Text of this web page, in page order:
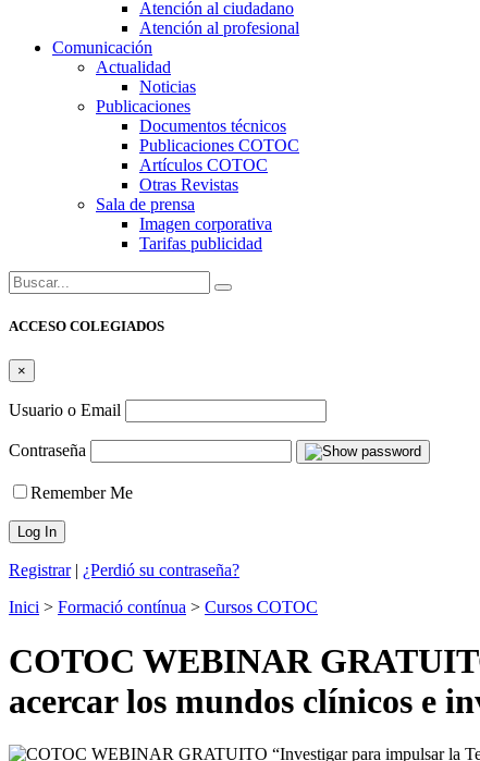
Atención al ciudadano
Atención al profesional
Comunicación
Actualidad
Noticias
Publicaciones
Documentos técnicos
Publicaciones COTOC
Artículos COTOC
Otras Revistas
Sala de prensa
Imagen corporativa
Tarifas publicidad
Buscar:
ACCESO COLEGIADOS
×
Usuario o Email
Contraseña
Remember Me
Registrar| ¿Perdió su contraseña?
Inici > Formació contínua > Cursos COTOC
COTOC WEBINAR
acercar los mundos clínicos e